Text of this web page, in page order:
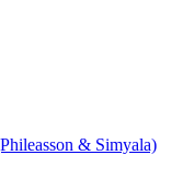
& Simyala)